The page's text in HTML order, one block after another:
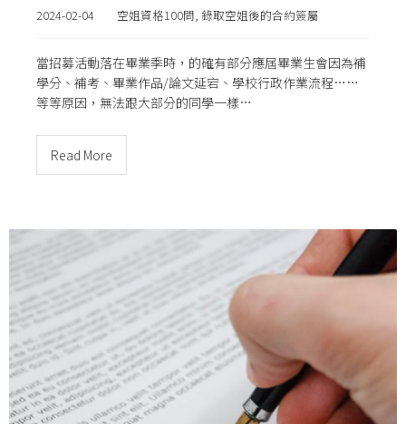
2024-02-04 空姐資格100問, 錄取空姐後的合約簽屬
當招募活動落在畢業季時，的確有部分應屆畢業生會因為補
學分、補考、畢業作品/論文延宕、學校行政作業流程……
等等原因，無法跟大部分的同學一樣…
Read More